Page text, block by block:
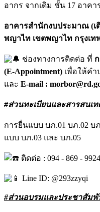
อากร จากเดิม ชั้น 17 อาค
อาคารสำนักงบประมาณ (
พญาไท เขตพญาไท กรุงเ
ช่องทางการติดต่อ ที่
(E-Appointment) เพื่อให้ค
และ E-mail :
#ส่วนทะเบียนและสารสนเท
การยื่นแบบ บภ.01 บภ.02
แบบ บภ.03 และ บภ.05
ติดต่อ : 094 - 869 -
Line ID: @293zzyqi
#ส่วนอบรมและประชาสัม